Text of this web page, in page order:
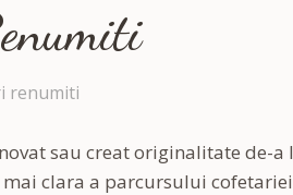
renumiti
sau creat originalitate de-
clara a parcursului